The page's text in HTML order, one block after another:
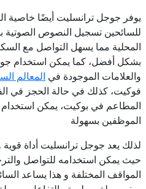
يوفر جوجل ترانسليت أيضًا خاصية
للسائحين تسجيل النصوص الصوتية
المحلية مما يسهل التواصل مع
بشكل أفضل، كما يمكن استخدام
والعلامات الموجودة في المعالم
فوكيت، كذلك في حالة الحجز في
المطاعم في بوكيت، يمكن
الموظفين بسهولة
لذلك يعد جوجل ترانسليت أداة
حيث يمكن استخدامه للتواصل
المواقف المختلفة و هذا يساعد